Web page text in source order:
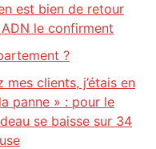
est bien de retour
le confirment
?
mes clients, j’étais en
panne » : pour le
se baisse sur 34